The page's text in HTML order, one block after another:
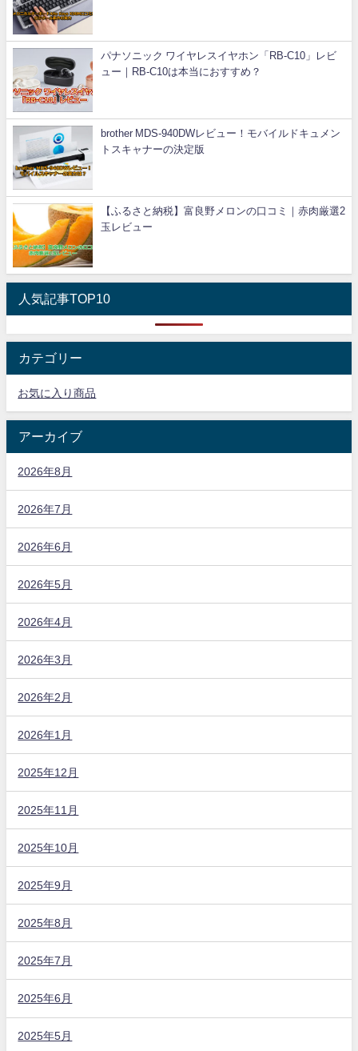
パナソニック ワイヤレスイヤホン「RB-C10」レビ
ュー｜RB-C10は本当におすすめ？
brother MDS-940DWレビュー！モバイルドキュメン
トスキャナーの決定版
【ふるさと納税】富良野メロンの口コミ｜赤肉厳選2
玉レビュー
人気記事TOP10
カテゴリー
お気に入り商品
アーカイブ
2026年8月
2026年7月
2026年6月
2026年5月
2026年4月
2026年3月
2026年2月
2026年1月
2025年12月
2025年11月
2025年10月
2025年9月
2025年8月
2025年7月
2025年6月
2025年5月